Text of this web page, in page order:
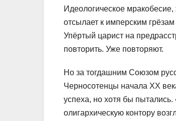
Идеологическое
отсылает к имперским
Упёртый царист на
повторить. Уже повторяют.
Но за тогдашним Союзом
Черносотенцы начала XX
успеха, но хотя бы
олигархическую контору